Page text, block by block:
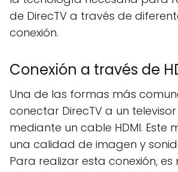
de DirecTV a través de
conexión.
Conexión a través de
Una de las formas más
conectar DirecTV a un
mediante un cable HDMI. Este
una calidad de imagen y
Para realizar esta conexión, es